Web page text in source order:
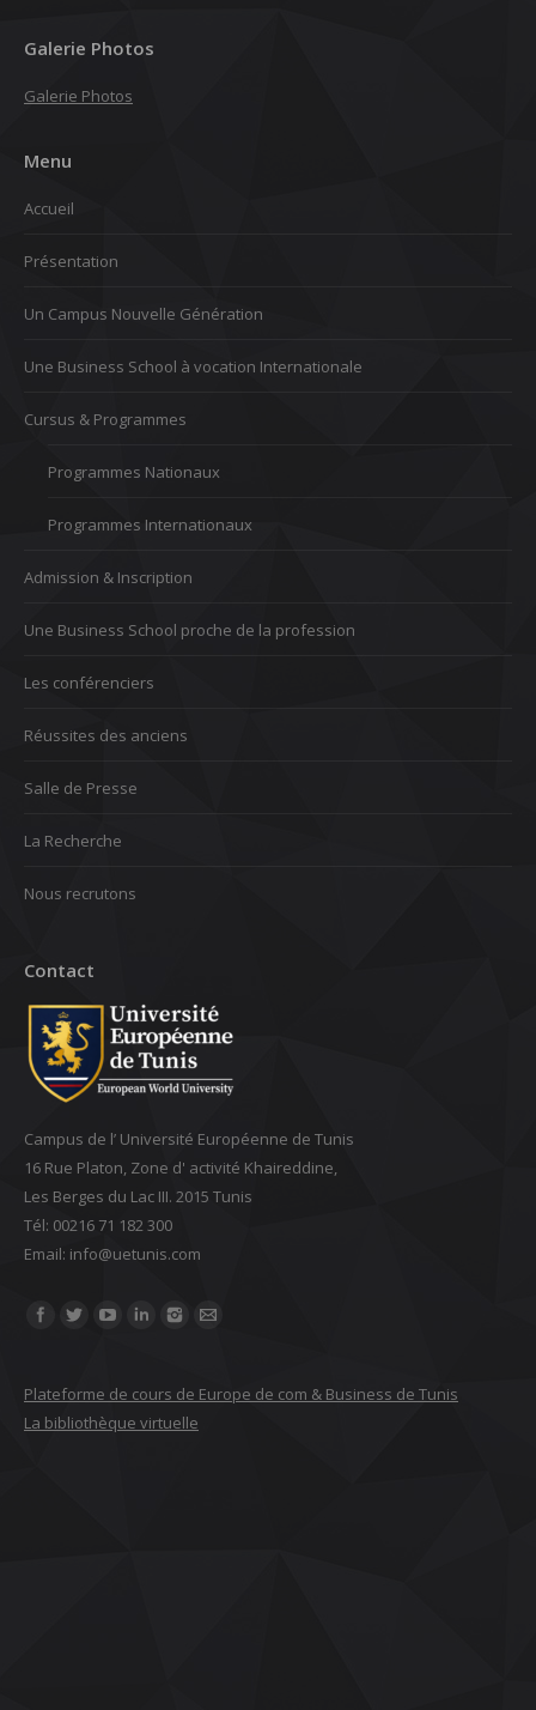
Galerie Photos
Galerie Photos
Menu
Accueil
Présentation
Un Campus Nouvelle Génération
Une Business School à vocation Internationale
Cursus & Programmes
Programmes Nationaux
Programmes Internationaux
Admission & Inscription
Une Business School proche de la profession
Les conférenciers
Réussites des anciens
Salle de Presse
La Recherche
Nous recrutons
Contact
Campus de l’ Université Européenne de Tunis
16 Rue Platon, Zone d' activité Khaireddine,
Les Berges du Lac III. 2015 Tunis
Tél: 00216 71 182 300
Email: ‎info@uetunis.com
Find us on:
Plateforme de cours de Europe de com & Business de Tunis
La bibliothèque virtuelle